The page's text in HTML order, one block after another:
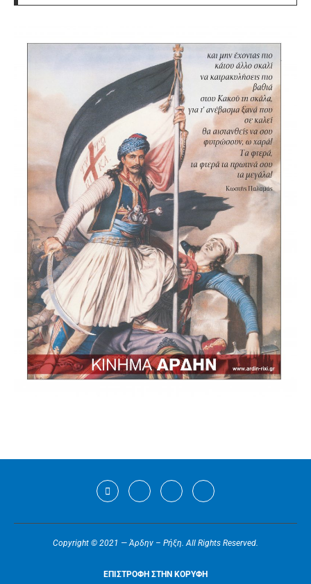
Copyright © 2021 — Άρδην – Ρήξη. All Rights Reserved.
ΕΠΙΣΤΡΟΦΗ ΣΤΗΝ ΚΟΡΥΦΗ